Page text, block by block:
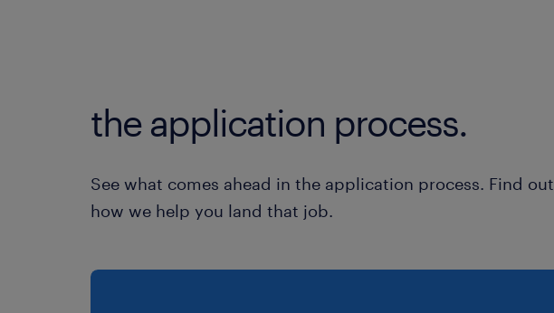
the application process.
See what comes ahead in the application process. Find out
how we help you land that job.